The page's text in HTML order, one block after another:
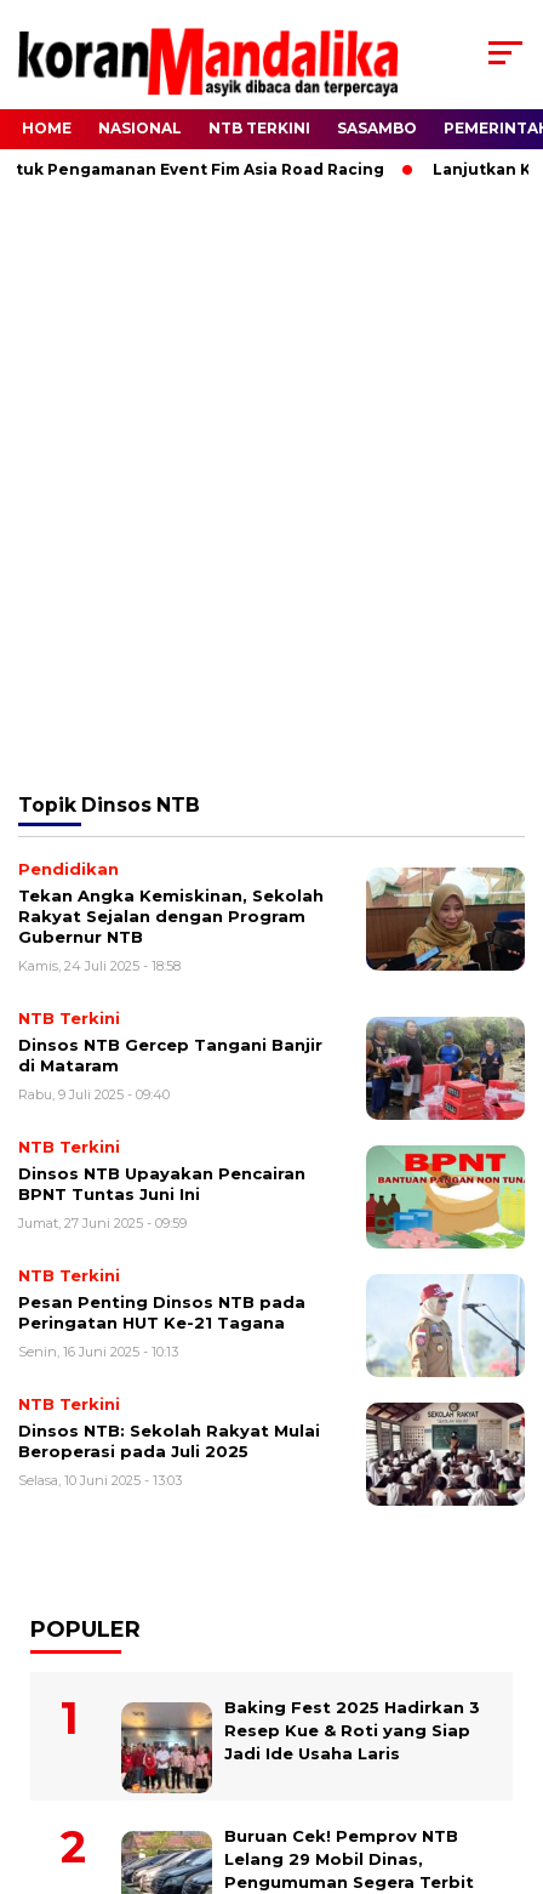
HOME NASIONAL NTB TERKINI SASAMBO
Pengamanan Event Fim Asia Road Racing Lanjutkan
Topik Dinsos NTB
Pendidikan
Tekan Angka Kemiskinan, Sekolah
Rakyat Sejalan dengan Program
Gubernur NTB
Kamis, 24 Juli 2025 - 18:58
NTB Terkini
Dinsos NTB Gercep Tangani Banjir
di Mataram
Rabu, 9 Juli 2025 - 09:40
NTB Terkini
Dinsos NTB Upayakan Pencairan
BPNT Tuntas Juni Ini
Jumat, 27 Juni 2025 - 09:59
NTB Terkini
Pesan Penting Dinsos NTB pada
Peringatan HUT Ke-21 Tagana
Senin, 16 Juni 2025 - 10:13
NTB Terkini
Dinsos NTB: Sekolah Rakyat Mulai
Beroperasi pada Juli 2025
Selasa, 10 Juni 2025 - 13:03
POPULER
Baking Fest 2025 Hadirkan 3
Resep Kue & Roti yang Siap
Jadi Ide Usaha Laris
Buruan Cek! Pemprov NTB
Lelang 29 Mobil Dinas,
Pengumuman Segera Terbit